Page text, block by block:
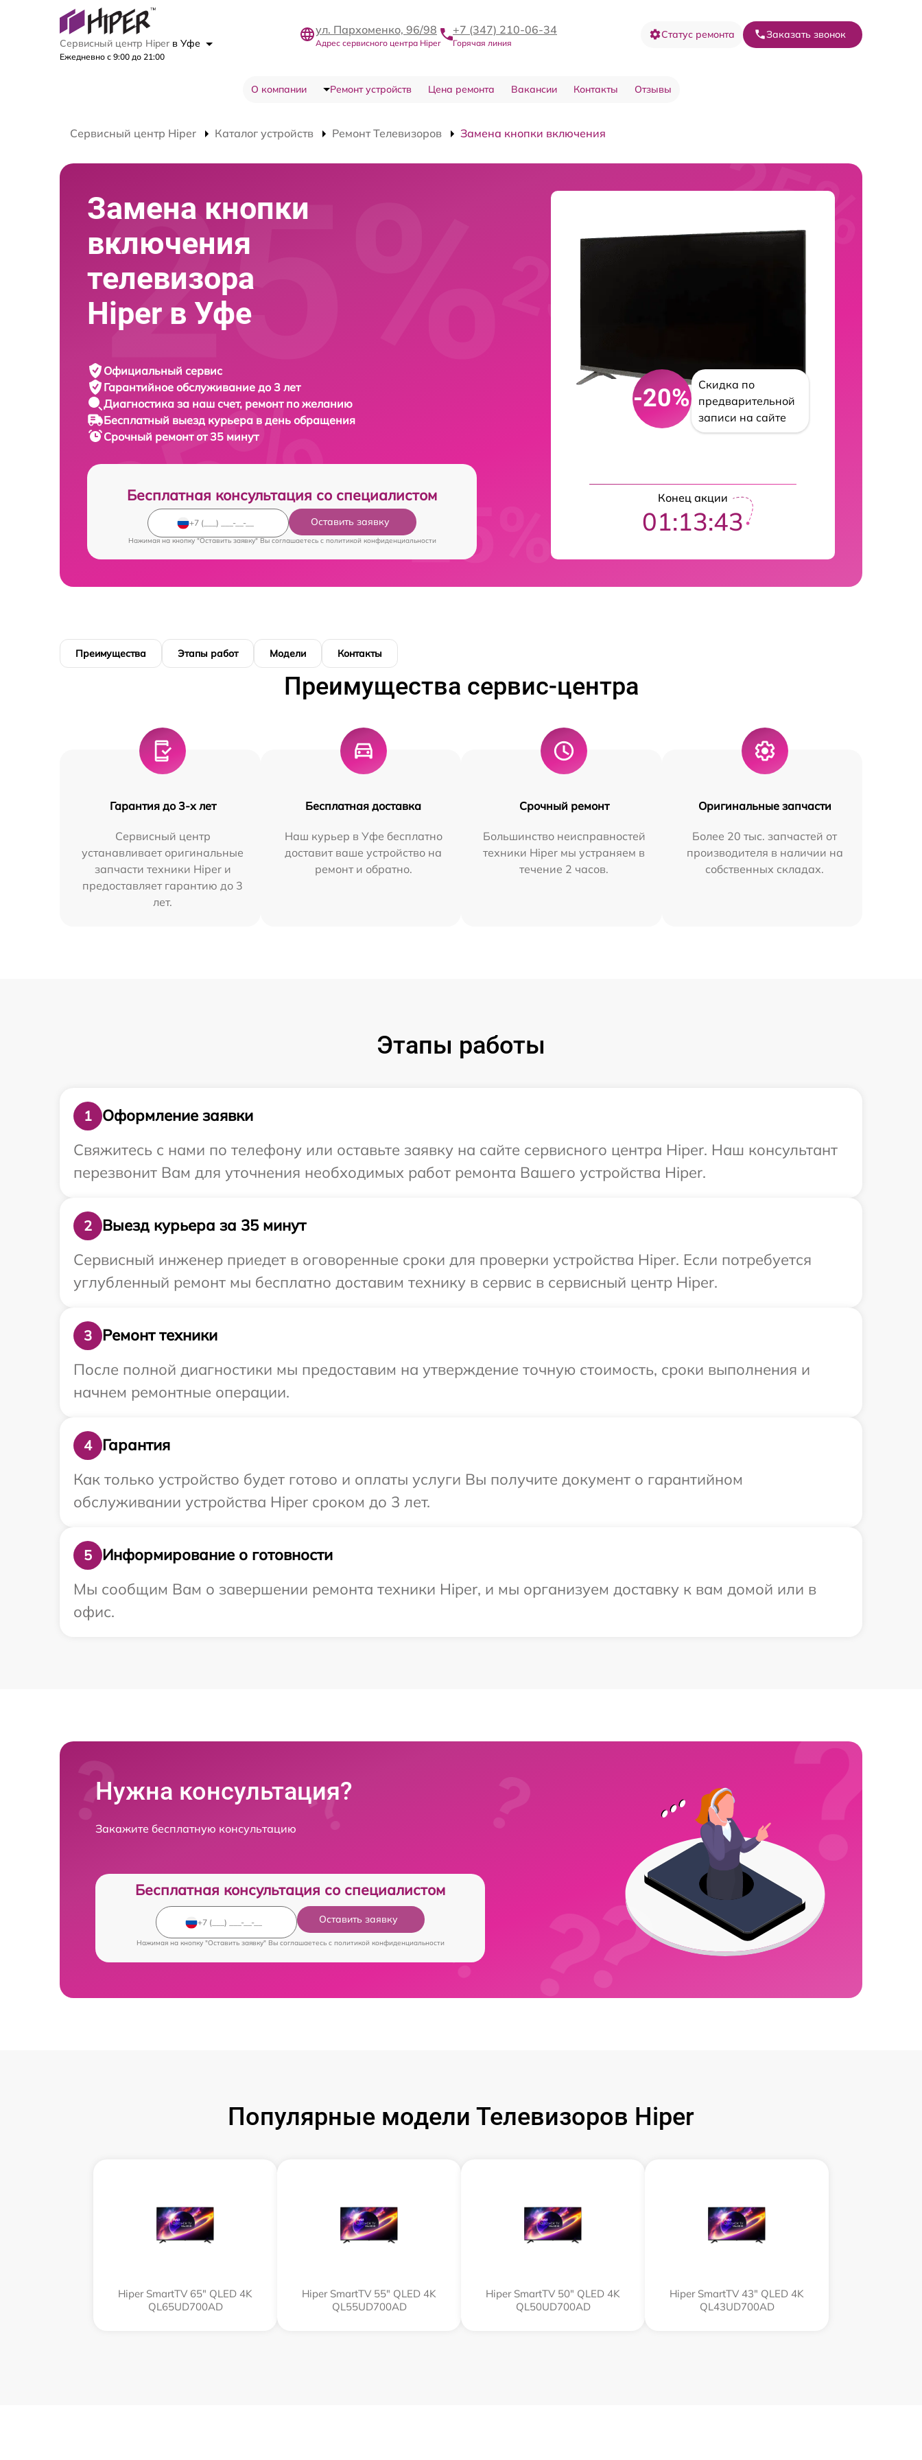
Сервисный центр Hiper в Уфе
Ежедневно с 9:00 до 21:00
ул. Пархоменко, 96/98
Адрес сервисного центра Hiper
+7 (347) 210-06-34
Горячая линия
Статус ремонта Заказать звонок
О компании Ремонт устройств Цена ремонта Вакансии Контакты Отзывы
Сервисный центр Hiper Каталог устройств Ремонт Телевизоров Замена кнопки включения
Замена кнопки
включения
телевизора
Hiper в Уфе
Официальный сервис
Гарантийное обслуживание до 3 лет
Диагностика за наш счет, ремонт по желанию
Бесплатный выезд курьера в день обращения
Срочный ремонтот 35 минут
Бесплатная консультация со специалистом
Оставить заявку
Нажимая на кнопку "Оставить заявку" Вы соглашаетесь c политикой конфиденциальности
-20%
Скидка по
предварительной
записи на сайте
Конец акции
01:13:42
Преимущества Этапы работ Модели Контакты
Преимущества сервис-центра
Гарантия до 3-х лет
Сервисный центр
устанавливает оригинальные
запчасти техники Hiper и
предоставляет гарантию до 3
лет.
Бесплатная доставка
Наш курьер в Уфе бесплатно
доставит ваше устройство на
ремонт и обратно.
Срочный ремонт
Большинство неисправностей
техники Hiper мы устраняем в
течение 2 часов.
Оригинальные запчасти
Более 20 тыс. запчастей от
производителя в наличии на
собственных складах.
Этапы работы
1
Оформление заявки
Свяжитесь с нами по телефону или оставьте заявку на сайте сервисного центра Hiper. Наш консультант
перезвонит Вам для уточнения необходимых работ ремонта Вашего устройства Hiper.
2
Выезд курьера за 35 минут
Сервисный инженер приедет в оговоренные сроки для проверки устройства Hiper. Если потребуется
углубленный ремонт мы бесплатно доставим технику в сервис в сервисный центр Hiper.
3
Ремонт техники
После полной диагностики мы предоставим на утверждение точную стоимость, сроки выполнения и
начнем ремонтные операции.
4
Гарантия
Как только устройство будет готово и оплаты услуги Вы получите документ о гарантийном
обслуживании устройства Hiper сроком до 3 лет.
5
Информирование о готовности
Мы сообщим Вам о завершении ремонта техники Hiper, и мы организуем доставку к вам домой или в
офис.
Нужна консультация?
Закажите бесплатную консультацию
Бесплатная консультация со специалистом
Оставить заявку
Нажимая на кнопку "Оставить заявку" Вы соглашаетесь c политикой конфиденциальности
Популярные модели Телевизоров Hiper
Hiper SmartTV 65" QLED 4K
QL65UD700AD
Hiper SmartTV 55" QLED 4K
QL55UD700AD
Hiper SmartTV 50" QLED 4K
QL50UD700AD
Hiper SmartTV 43" QLED 4K
QL43UD700AD